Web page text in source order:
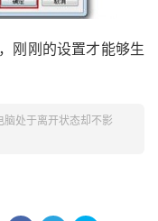
刚的设置才能够生
脑处于离开状态却不影